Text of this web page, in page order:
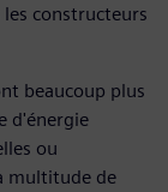
les constructeurs
beaucoup plus
d'énergie
ou
multitude de